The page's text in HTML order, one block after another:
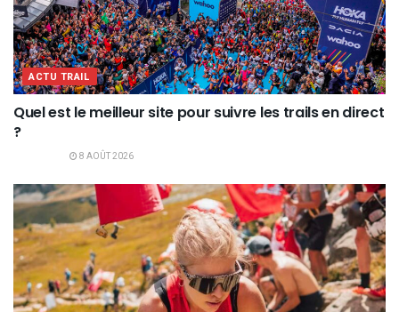
ACTU TRAIL
Quel est le meilleur site pour suivre les trails en direct
?
8 AOÛT 2026